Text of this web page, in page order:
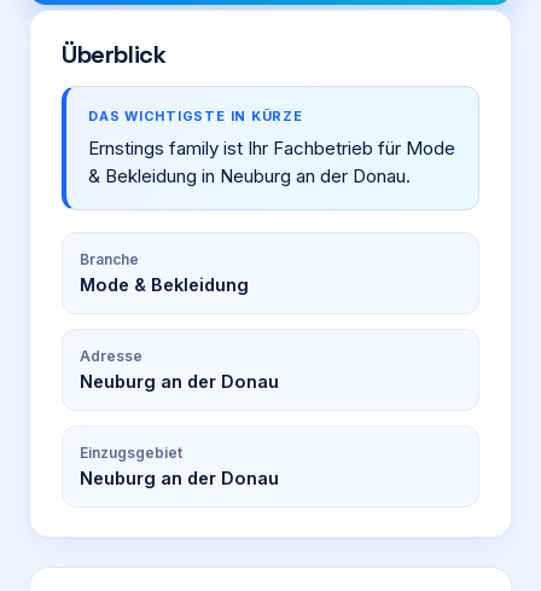
Überblick
DAS WICHTIGSTE IN KÜRZE
Ernstings family ist Ihr Fachbetrieb für Mode
& Bekleidung in Neuburg an der Donau.
Branche
Mode & Bekleidung
Adresse
Neuburg an der Donau
Einzugsgebiet
Neuburg an der Donau